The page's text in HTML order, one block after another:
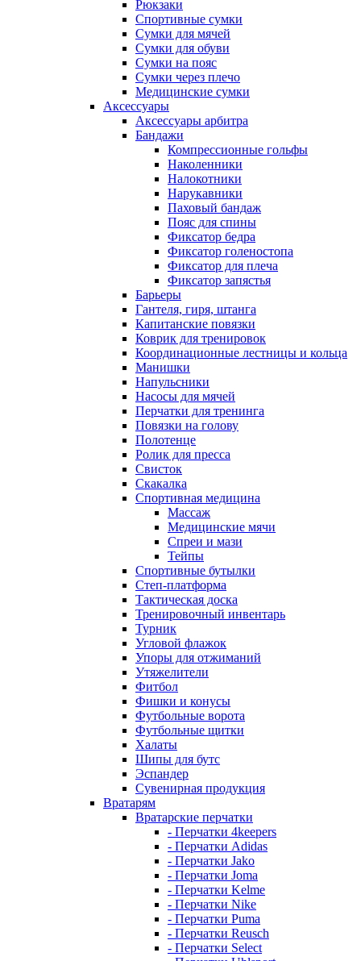
Рюкзаки
Спортивные сумки
Сумки для мячей
Сумки для обуви
Сумки на пояс
Сумки через плечо
Медицинские сумки
Аксессуары
Аксессуары арбитра
Бандажи
Компрессионные гольфы
Наколенники
Налокотники
Нарукавники
Паховый бандаж
Пояс для спины
Фиксатор бедра
Фиксатор голеностопа
Фиксатор для плеча
Фиксатор запястья
Барьеры
Гантеля, гиря, штанга
Капитанские повязки
Коврик для тренировок
Координационные лестницы и кольца
Манишки
Напульсники
Насосы для мячей
Перчатки для тренинга
Повязки на голову
Полотенце
Ролик для пресса
Свисток
Скакалка
Спортивная медицина
Массаж
Медицинские мячи
Спреи и мази
Тейпы
Спортивные бутылки
Степ-платформа
Тактическая доска
Тренировочный инвентарь
Турник
Угловой флажок
Упоры для отжиманий
Утяжелители
Фитбол
Фишки и конусы
Футбольные ворота
Футбольные щитки
Халаты
Шипы для бутс
Эспандер
Сувенирная продукция
Вратарям
Вратарские перчатки
- Перчатки 4keepers
- Перчатки Adidas
- Перчатки Jako
- Перчатки Joma
- Перчатки Kelme
- Перчатки Nike
- Перчатки Puma
- Перчатки Reusch
- Перчатки Select